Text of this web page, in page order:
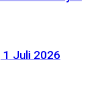
1 Juli 2026